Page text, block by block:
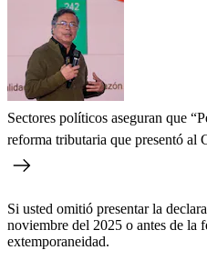
Sectores políticos aseguran que
reforma tributaria que presentó al
Si usted omitió presentar la
noviembre del 2025 o antes de la
extemporaneidad.